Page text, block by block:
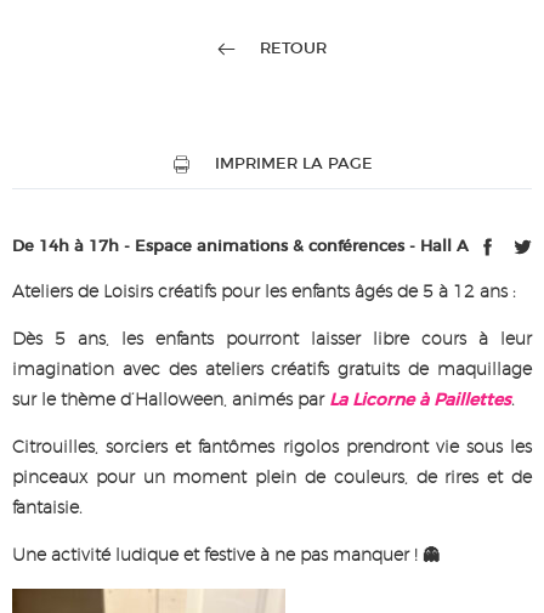
RETOUR
IMPRIMER LA PAGE
De 14h à 17h - Espace animations & conférences - Hall A
Ateliers de Loisirs créatifs pour les enfants âgés de 5 à 12 ans :
Dès 5 ans, les enfants pourront laisser libre cours à leur
imagination avec des ateliers créatifs gratuits de maquillage
sur le thème d’Halloween, animés par La Licorne à Paillettes.
Citrouilles, sorciers et fantômes rigolos prendront vie sous les
pinceaux pour un moment plein de couleurs, de rires et de
fantaisie.
Une activité ludique et festive à ne pas manquer ! 👻